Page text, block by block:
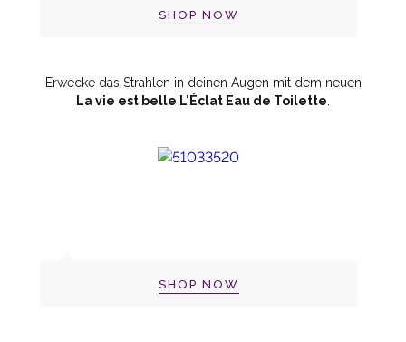
SHOP NOW
Erwecke das Strahlen in deinen Augen mit dem neuen
La vie est belle L'Éclat Eau de Toilette.
SHOP NOW